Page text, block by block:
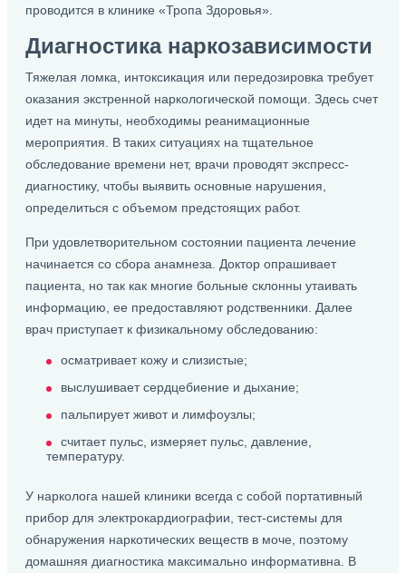
проводится в клинике «Тропа Здоровья».
Диагностика наркозависимости
Тяжелая ломка, интоксикация или передозировка требует
оказания экстренной наркологической помощи. Здесь счет
идет на минуты, необходимы реанимационные
мероприятия. В таких ситуациях на тщательное
обследование времени нет, врачи проводят экспресс-
диагностику, чтобы выявить основные нарушения,
определиться с объемом предстоящих работ.
При удовлетворительном состоянии пациента лечение
начинается со сбора анамнеза. Доктор опрашивает
пациента, но так как многие больные склонны утаивать
информацию, ее предоставляют родственники. Далее
врач приступает к физикальному обследованию:
осматривает кожу и слизистые;
выслушивает сердцебиение и дыхание;
пальпирует живот и лимфоузлы;
считает пульс, измеряет пульс, давление,
температуру.
У нарколога нашей клиники всегда с собой портативный
прибор для электрокардиографии, тест-системы для
обнаружения наркотических веществ в моче, поэтому
домашняя диагностика максимально информативна. В